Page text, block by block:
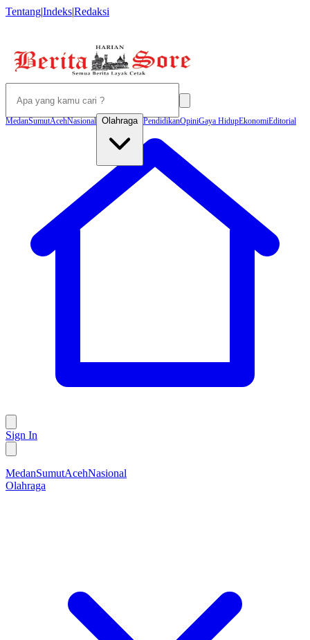
Tentang|Indeks|Redaksi
MedanSumutAcehNasional Olahraga PendidikanOpiniGaya HidupEkonomiEditorial
Sign In
MedanSumutAcehNasional
Olahraga